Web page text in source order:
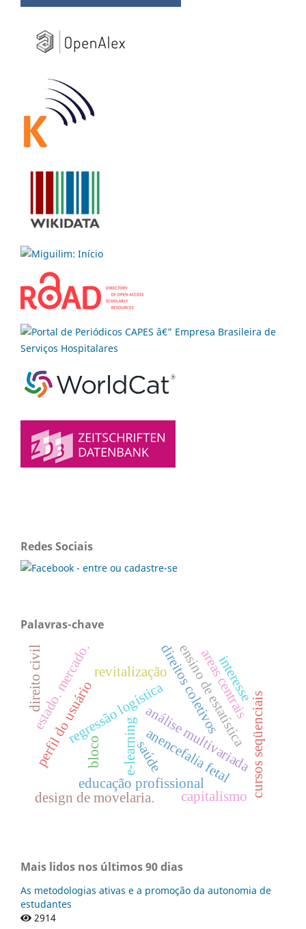
Redes Sociais
Palavras-chave
análise multivariada
regressão logísticaensino de estatística
e-learning
perfil do usuário direitos coletivos
anencefalia fetal
educação profissional cursos seqüenciais
areas centrais
revitalização
capitalismo
estado. mercado. interesse
bloco saúde
direito civil
design de movelaria.
Mais lidos nos últimos 90 dias
As metodologias ativas e a promoção da autonomia de
estudantes
2914